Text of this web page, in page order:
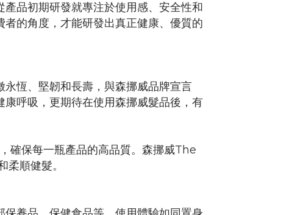
品初期研發就專注於使用感、安全性和
的角度，才能研發出真正健康、優質的
永恆、堅韌和長壽，與森挪威品牌宣言
康呼吸，更期待在使用森挪威髮品後，有
確保每一瓶產品的高品質。森挪威The
順健髮。